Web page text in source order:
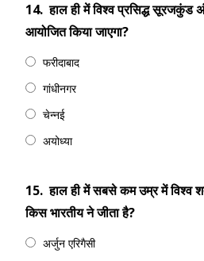
14. हाल ही में विश्व प्रसिद्ध सूरजकुंड
आयोजित किया जाएगा?
फरीदाबाद
गांधीनगर
चेन्नई
अयोध्या
15. हाल ही में सबसे कम उम्र में विश्व
किस भारतीय ने जीता है?
अर्जुन एरिगैसी